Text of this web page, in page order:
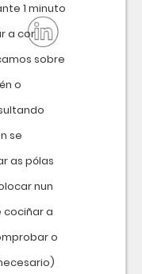
1 minuto
a cor
sobre
o
se
as pólas
nun
a
o